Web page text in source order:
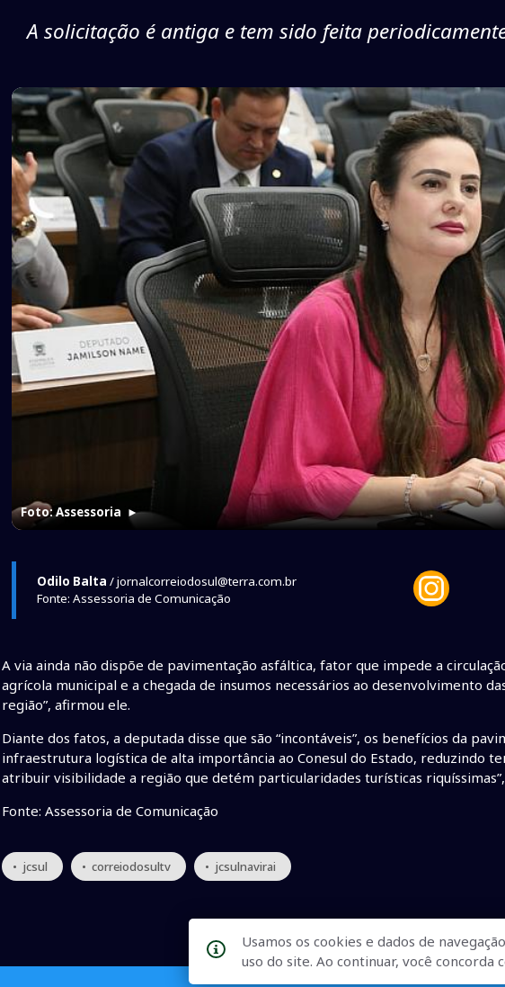
A solicitação é antiga e tem sido feita
Foto: Assessoria ►
Odilo Balta / jornalcorreiodosul@terra.com.br
Fonte: Assessoria de Comunicação
A via ainda não dispõe de pavimentação asfáltica, fator que impede a
agrícola municipal e a chegada de insumos necessários ao desenvolvimento
região”, afirmou ele.
Diante dos fatos, a deputada disse que são “incontáveis”, os benefícios da
infraestrutura logística de alta importância ao Conesul do Estado, reduzindo
atribuir visibilidade a região que detém particularidades turísticas
Fonte: Assessoria de Comunicação
• jcsul • correiodosultv • jcsulnavirai
Usamos os cookies e dados de
uso do site. Ao continuar, você concorda